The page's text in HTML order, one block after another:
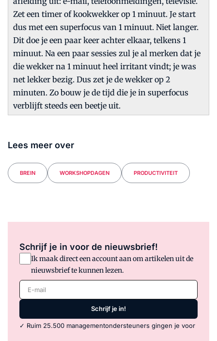
Zet een timer of kookwekker op 1 minuut. Je start
dus met een superfocus van 1 minuut. Niet langer.
Dit doe je een paar keer achter elkaar, telkens 1
minuut. Na een paar sessies zul je al merken dat je
die wekker na 1 minuut heel irritant vindt; je was
net lekker bezig. Dus zet je de wekker op 2
minuten. Zo bouw je de tijd die je in superfocus
verblijft steeds een beetje uit.
Lees meer over
BREIN WORKSHOPDAGEN PRODUCTIVITEIT
Schrijf je in voor de nieuwsbrief!
Ik maak direct een account aan om artikelen uit de
nieuwsbrief te kunnen lezen.
E-mail
Schrijf je in!
✓ Ruim 25.500 managementondersteuners gingen je voor